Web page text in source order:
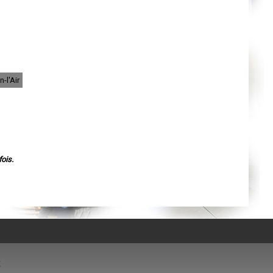
l'Air
Strasbourg
Mulhouse